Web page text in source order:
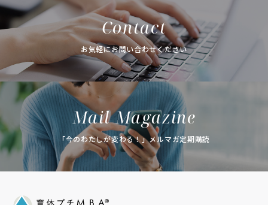
Contact
お気軽にお問い合わせください
Mail Magazine
「今のわたしが変わる！」メルマガ定期購読